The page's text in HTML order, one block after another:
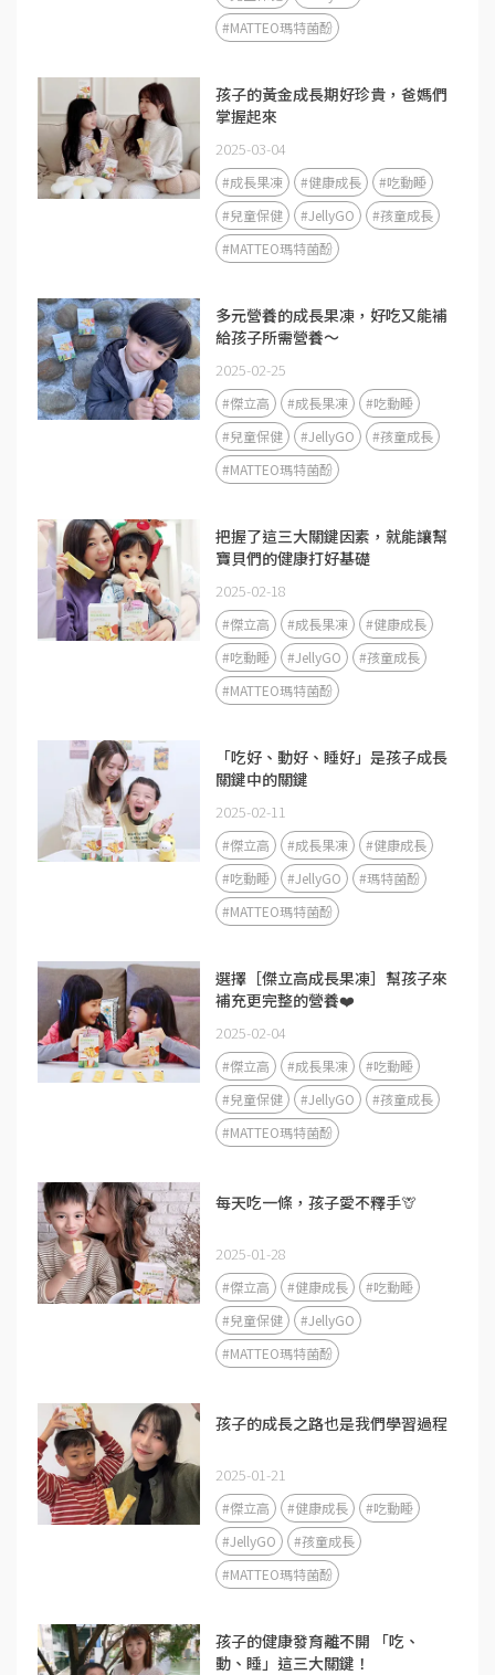
#MATTEO瑪特菌酚
孩子的黃金成長期好珍貴，爸媽們
掌握起來
2025-03-04
#成長果凍 #健康成長
#吃動睡
#兒童保健
#JellyGO
#孩童成長
#MATTEO瑪特菌酚
多元營養的成長果凍，好吃又能補
給孩子所需營養～
2025-02-25
#傑立高 #成長果凍
#吃動睡
#兒童保健
#JellyGO
#孩童成長
#MATTEO瑪特菌酚
把握了這三大關鍵因素，就能讓幫
寶貝們的健康打好基礎
2025-02-18
#傑立高 #成長果凍
#健康成長
#吃動睡
#JellyGO
#孩童成長
#MATTEO瑪特菌酚
「吃好、動好、睡好」是孩子成長
關鍵中的關鍵
2025-02-11
#傑立高 #成長果凍
#健康成長
#吃動睡
#JellyGO
#瑪特菌酚
#MATTEO瑪特菌酚
選擇［傑立高成長果凍］幫孩子來
補充更完整的營養❤️
2025-02-04
#傑立高 #成長果凍
#吃動睡
#兒童保健
#JellyGO
#孩童成長
#MATTEO瑪特菌酚
每天吃一條，孩子愛不釋手🦒
2025-01-28
#傑立高 #健康成長
#吃動睡
#兒童保健
#JellyGO
#MATTEO瑪特菌酚
孩子的成長之路也是我們學習過程
2025-01-21
#傑立高 #健康成長
#吃動睡
#JellyGO
#孩童成長
#MATTEO瑪特菌酚
孩子的健康發育離不開 「吃、
動、睡」這三大關鍵！